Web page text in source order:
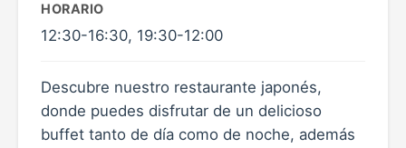
HORARIO
12:30-16:30, 19:30-12:00
Descubre nuestro restaurante japonés,
donde puedes disfrutar de un delicioso
buffet tanto de día como de noche, además